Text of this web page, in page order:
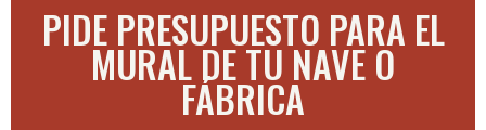
PIDE PRESUPUESTO PARA EL
MURAL DE TU NAVE O
FÁBRICA